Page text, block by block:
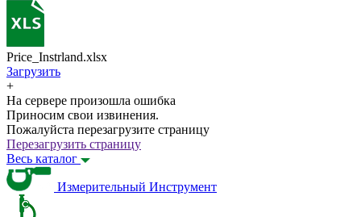
Price_Instrland.xlsx
Загрузить
+
На сервере произошла ошибка
Приносим свои извинения.
Пожалуйста перезагрузите страницу
Перезагрузить страницу
Весь каталог
Измерительный Инструмент